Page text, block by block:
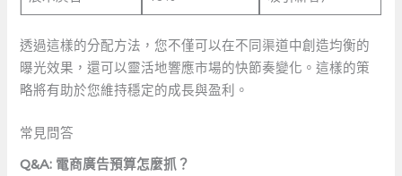
透過這樣的分配方法，您不僅可以在不同渠道中創造均衡的
曝光效果，還可以靈活地響應市場的快節奏變化。這樣的策
略將有助於您維持穩定的成長與盈利。
常見問答
Q&A: 電商廣告預算怎麼抓？